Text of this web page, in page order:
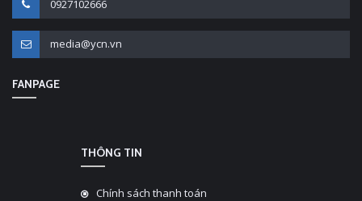
0927102666
media@ycn.vn
FANPAGE
THÔNG TIN
Chính sách thanh toán